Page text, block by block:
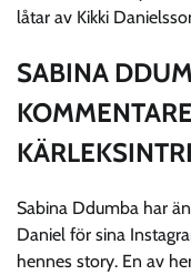
låtar av Kikki
SABINA
Sabina Ddumba har
Daniel för sina
hennes story. En av